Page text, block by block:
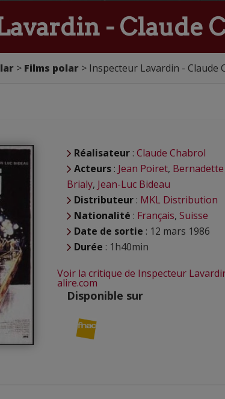
- Claude
Films polar Inspecteur Lavardin - Claude
Réalisateur : Claude Chabrol
Acteurs : Jean Poiret,
Brialy, Jean-Luc Bideau
Distributeur : MKL Distribution
Nationalité : Français, Suisse
Date de sortie : 12 mars 1986
Durée : 1h40min
Voir la critique de Inspecteur
alire.com
Disponible sur